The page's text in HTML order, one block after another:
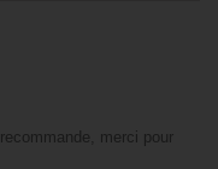
merci pour